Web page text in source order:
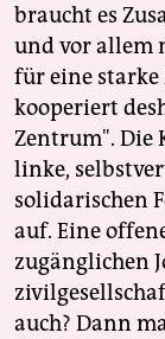
braucht es
und vor allem
für eine starke
kooperiert
Zentrum". Die
linke,
solidarischen
auf. Eine
zugänglichen
auch? Dann